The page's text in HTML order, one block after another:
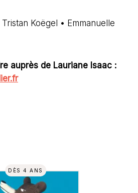
Koëgel • Emmanuelle
auprès de Lauriane Isaac :
DÈS 4 ANS